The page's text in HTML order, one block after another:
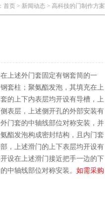
首页 > 新闻动态 > 高科技的门制作方案
上述外门套固定有钢套筒的一
套柱；聚氨酯发泡，其填充在上
的上下内表层均开设有导槽，上
表层，上述侧开孔的外部安装有
门套的中轴线部位对称安装，并
酯发泡构成密封结构，且内门套
，上述滑门的上下表层均开设有
设在上述滑门接近把手一边的下
中轴线部位对称安装。 如需采购